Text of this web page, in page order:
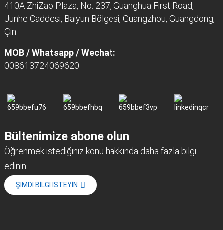
410A ZhiZao Plaza, No. 237, Guanghua First Road,
Junhe Caddesi, Baiyun Bölgesi, Guangzhou, Guangdong,
Çin
MOB / Whatsapp / Wechat:
008613724069620
Bültenimize abone olun
Öğrenmek istediğiniz konu hakkında daha fazla bilgi
edinin.
ŞIMDI BILGI ISTEYIN